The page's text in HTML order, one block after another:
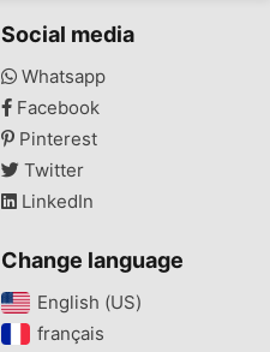
Social media
Whatsapp
Facebook
Pinterest
Twitter
LinkedIn
Change language
English (US)‎
français‎